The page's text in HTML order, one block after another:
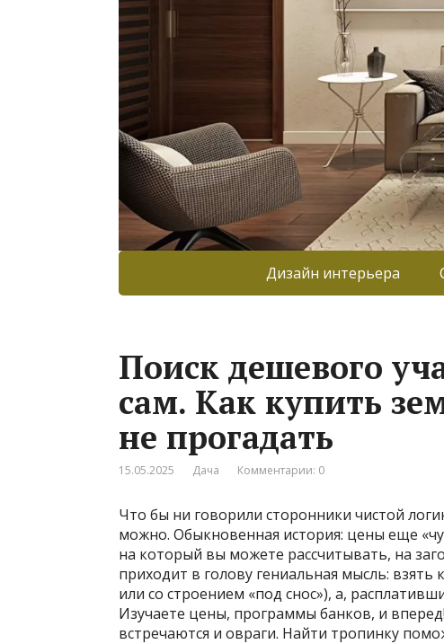
Дизайн интерьера
Поиск дешевого
сам. Как купить
не прогадать
15.05.2025 Дача Комментарии: 0
Что бы ни говорили сторонники чистой
можно. Обыкновенная история: цены еще
на который вы можете рассчитывать, на
приходит в голову гениальная мысль: взять
или со строением «под снос»), а,
Изучаете цены, программы банков, и
встречаются и овраги. Найти тропинку